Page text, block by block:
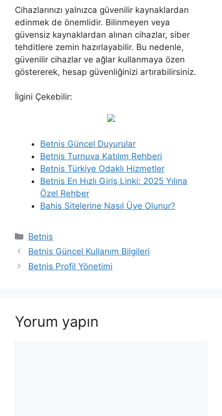
Cihazlarınızı yalnızca güvenilir kaynaklardan
edinmek de önemlidir. Bilinmeyen veya
güvensiz kaynaklardan alınan cihazlar, siber
tehditlere zemin hazırlayabilir. Bu nedenle,
güvenilir cihazlar ve ağlar kullanmaya özen
göstererek, hesap güvenliğinizi artırabilirsiniz.
İlgini Çekebilir:
Betnis Güncel Duyurular
Betnis Turnuva Katılım Rehberi
Betnis Türkiye Odaklı Hizmetler
Betnis En Hızlı Giriş Linki: 2025 Yılına
Özel Rehber
Bahis Sitelerine Nasıl Üye Olunur?
Kategoriler
Betnis
Betnis Güncel Kullanım Bilgileri
Betnis Profil Yönetimi
Yorum yapın